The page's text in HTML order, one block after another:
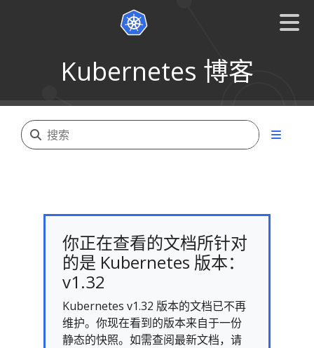
Kubernetes 博客
你正在查看的文档所针对
的是 Kubernetes 版本：
v1.32
Kubernetes v1.32 版本的文档已不再
维护。你现在看到的版本来自于一份
静态的快照。如需查阅最新文档，请